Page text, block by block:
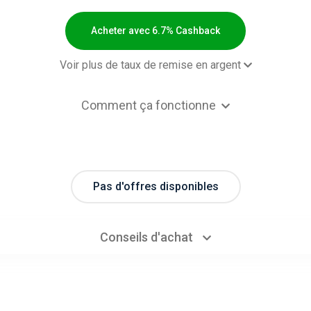
Acheter avec 6.7% Cashback
Voir plus de taux de remise en argent
Comment ça fonctionne
Pas d'offres disponibles
Conseils d'achat